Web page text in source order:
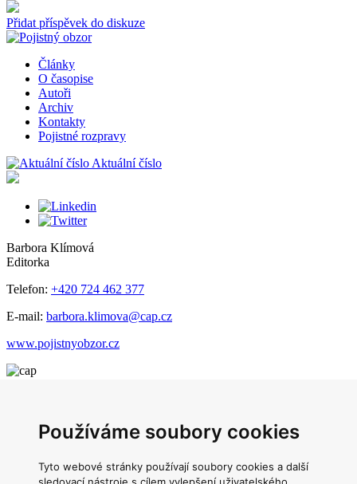
Používáme soubory cookies
Tyto webové stránky používají soubory cookies a další
Přidat příspěvek do diskuze
Články
O časopise
Autoři
Archiv
Kontakty
Pojistné rozpravy
Aktuální číslo
Barbora Klímová
Editorka
Telefon: +420 724 462 377
E-mail: barbora.klimova@cap.cz
www.pojistnyobzor.cz
Main Point Pankrác
Praha 4,140 00